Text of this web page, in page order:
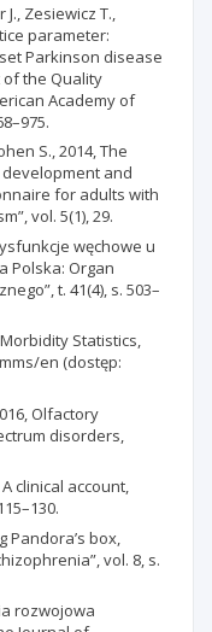
Zesiewicz T.,
parameter:
Parkinson disease
of the Quality
Academy of
S., 2014, The
development and
for adults with
vol. 5(1), 29.
węchowe u
Polska: Organ
t. 41(4), s. 503–
Statistics,
en (dostęp:
Olfactory
disorders,
clinical account,
Pandora’s box,
vol. 8, s.
rozwojowa